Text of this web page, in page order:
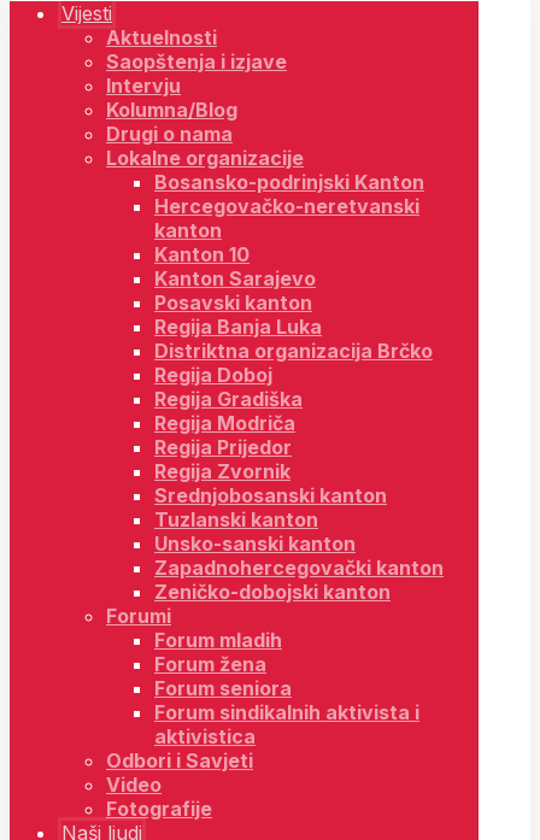
Vijesti
Aktuelnosti
Saopštenja i izjave
Intervju
Kolumna/Blog
Drugi o nama
Lokalne organizacije
Bosansko-podrinjski Kanton
Hercegovačko-neretvanski
kanton
Kanton 10
Kanton Sarajevo
Posavski kanton
Regija Banja Luka
Distriktna organizacija Brčko
Regija Doboj
Regija Gradiška
Regija Modriča
Regija Prijedor
Regija Zvornik
Srednjobosanski kanton
Tuzlanski kanton
Unsko-sanski kanton
Zapadnohercegovački kanton
Zeničko-dobojski kanton
Forumi
Forum mladih
Forum žena
Forum seniora
Forum sindikalnih aktivista i
aktivistica
Odbori i Savjeti
Video
Fotografije
Naši ljudi